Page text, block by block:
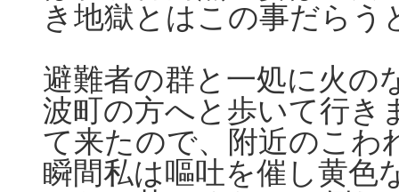
き地獄とはこの事だらう
避難者の群と一処に火の
波町の方へと歩いて行き
て来たので、附近のこわ
瞬間私は嘔吐を催し黄色